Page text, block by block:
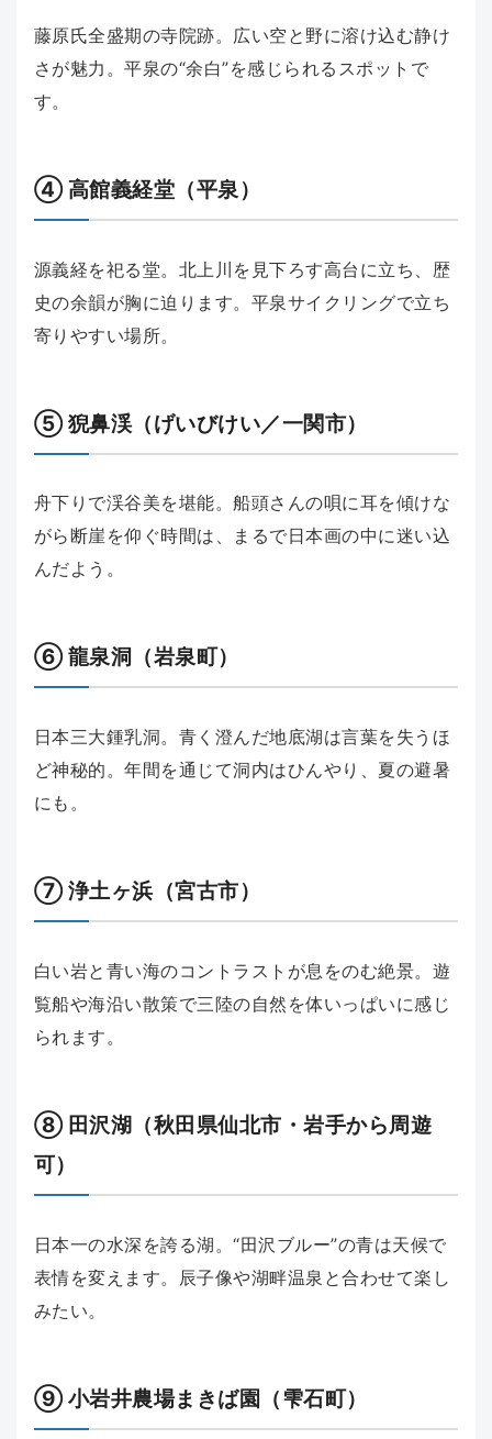
藤原氏全盛期の寺院跡。広い空と野に溶け込む静け
さが魅力。平泉の“余白”を感じられるスポットで
す。
④ 高館義経堂（平泉）
源義経を祀る堂。北上川を見下ろす高台に立ち、歴
史の余韻が胸に迫ります。平泉サイクリングで立ち
寄りやすい場所。
⑤ 猊鼻渓（げいびけい／一関市）
舟下りで渓谷美を堪能。船頭さんの唄に耳を傾けな
がら断崖を仰ぐ時間は、まるで日本画の中に迷い込
んだよう。
⑥ 龍泉洞（岩泉町）
日本三大鍾乳洞。青く澄んだ地底湖は言葉を失うほ
ど神秘的。年間を通じて洞内はひんやり、夏の避暑
にも。
⑦ 浄土ヶ浜（宮古市）
白い岩と青い海のコントラストが息をのむ絶景。遊
覧船や海沿い散策で三陸の自然を体いっぱいに感じ
られます。
⑧ 田沢湖（秋田県仙北市・岩手から周遊
可）
日本一の水深を誇る湖。“田沢ブルー”の青は天候で
表情を変えます。辰子像や湖畔温泉と合わせて楽し
みたい。
⑨ 小岩井農場まきば園（雫石町）